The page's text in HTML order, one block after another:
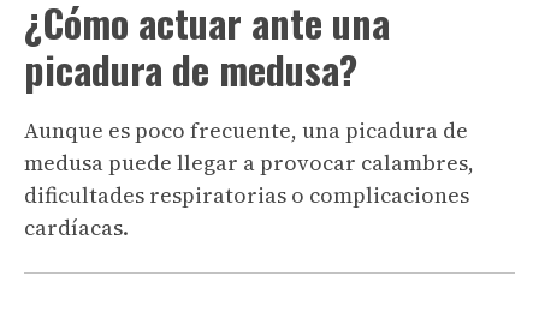
¿Cómo actuar ante una
picadura de medusa?
Aunque es poco frecuente, una picadura de
medusa puede llegar a provocar calambres,
dificultades respiratorias o complicaciones
cardíacas.